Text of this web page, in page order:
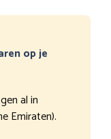
op je
al in
Emiraten).